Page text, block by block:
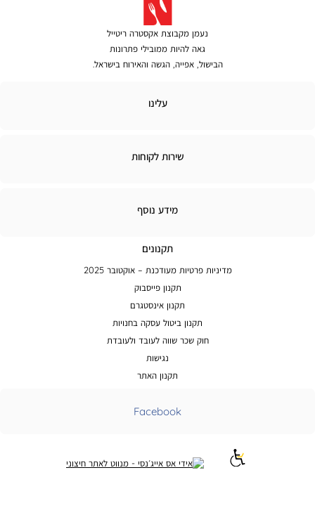
נעמן מקבוצת אקסטרה ריטייל
גאה להיות ממובילי פתרונות
הבישול, אפייה, הגשה והאירוח בישראל.
עלינו
שירות לקוחות
מידע
מידע נוסף
תקנונים
מדיניות פרטיות מעודכנת – אוקטובר 2025
תקנון פייסבוק
תקנון אינסטגרם
תקנון ביטול עסקה בחנויות
חוק שכר שווה לעובד ולעובדת
נגישות
תקנון האתר
Facebook